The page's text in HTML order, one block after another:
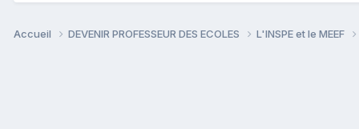
Accueil DEVENIR PROFESSEUR DES ECOLES L'INSPE et le MEEF